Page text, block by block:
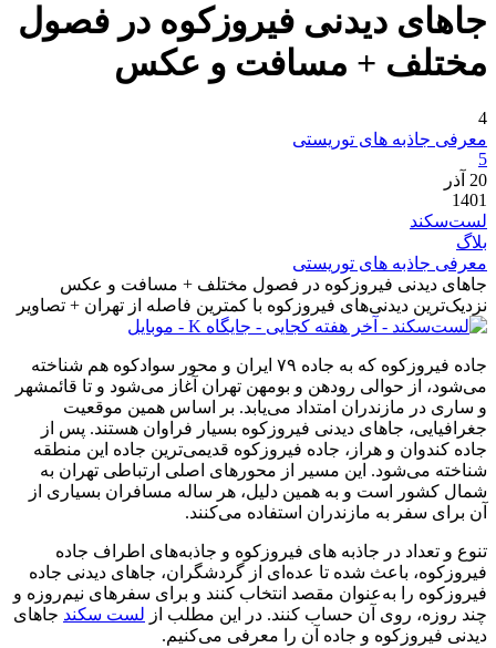
جاهای دیدنی فیروزکوه در فصول
مختلف + مسافت و عکس
4
معرفی جاذبه های توریستی
5
20 آذر
1401
لست‌سکند
بلاگ
معرفی جاذبه های توریستی
جاهای دیدنی فیروزکوه در فصول مختلف + مسافت و عکس
نزدیک‌ترین دیدنی‌های فیروزکوه با کمترین فاصله از تهران + تصاویر
جاده فیروزکوه که به جاده ۷۹ ایران و محور سوادکوه هم شناخته
می‌شود، از حوالی رودهن و بومهن تهران آغاز می‌شود و تا قائمشهر
و ساری در مازندران امتداد می‌یابد. بر اساس همین موقعیت
جغرافیایی، جاهای دیدنی فیروزکوه بسیار فراوان هستند. پس از
جاده کندوان و هراز، جاده فیروزکوه قدیمی‌ترین جاده این منطقه
شناخته می‌شود. این مسیر از محورهای اصلی ارتباطی تهران به
شمال کشور است و به‌ همین دلیل، هر ساله مسافران بسیاری از
آن برای سفر به مازندران استفاده می‌کنند.
تنوع و تعداد در جاذبه های فیروزکوه و جاذبه‌های اطراف جاده
فیروزکوه، باعث شده تا عده‌ای از گردشگران، جاهای دیدنی جاده
فیروزکوه را به‌عنوان مقصد انتخاب کنند و برای سفرهای نیم‌روزه و
چند روزه، روی آن حساب کنند. در این مطلب از لست سکند جاهای
دیدنی فیروزکوه و جاده آن را معرفی می‌کنیم.